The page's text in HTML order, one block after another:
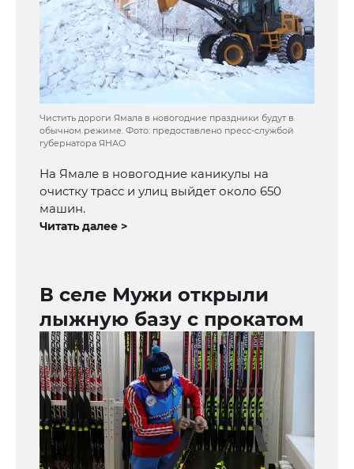
Чистить дороги Ямала в новогодние праздники будут в
обычном режиме. Фото: предоставлено пресс-службой
губернатора ЯНАО
На Ямале в новогодние каникулы на
очистку трасс и улиц выйдет около 650
машин.
Читать далее >
В селе Мужи открыли
лыжную базу с прокатом